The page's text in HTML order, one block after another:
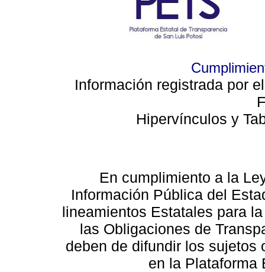
Información registrada por
Hipervínculos y
En cumplimiento a la
Información Pública del
lineamientos Estatales para
las Obligaciones de
deben de difundir los sujetos
en la Plataforma